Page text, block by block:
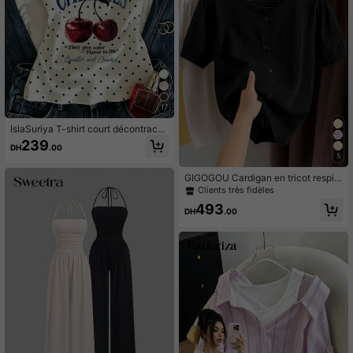
17
IslaSuriya T-shirt court décontracté
à manches courtes pour femmes av
ec imprimé lettres, pois et cerises
DH239.00
5
GIGOGOU Cardigan en tricot respir
ant pour femmes, t-shirt court à la
Clients très fidèles
DH493.00